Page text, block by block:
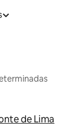
de Lima